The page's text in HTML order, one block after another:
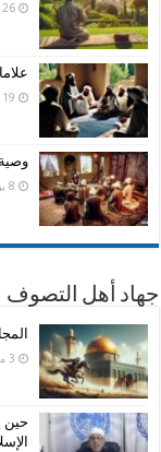
26 أبريل، 2026
19 أبريل، 2026
8 يوليو، 2024
جهاد أهل التصوف
3 مايو، 2026
حين